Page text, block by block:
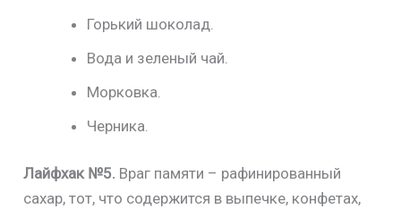
Горький шоколад.
Вода и зеленый чай.
Морковка.
Черника.
Лайфхак №5. Враг памяти – рафинированный
сахар, тот, что содержится в выпечке, конфетах,